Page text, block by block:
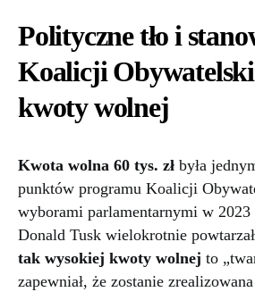
Polityczne tło i
Koalicji
kwoty wolnej
Kwota wolna 60 tys. zł była
punktów programu Koalicji
wyborami parlamentarnymi w
Donald Tusk wielokrotnie
tak wysokiej kwoty wolnej to
zapewniał, że zostanie zrealizowana